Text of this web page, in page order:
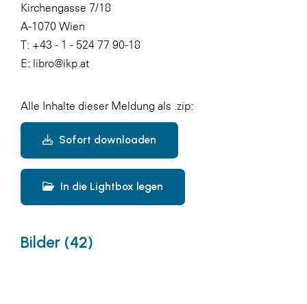
Kirchengasse 7/18
A-1070 Wien
T: +43 - 1 - 524 77 90-18
E: libro@ikp.at
Alle Inhalte dieser Meldung als .zip:
Sofort downloaden
In die Lightbox legen
Bilder (42)